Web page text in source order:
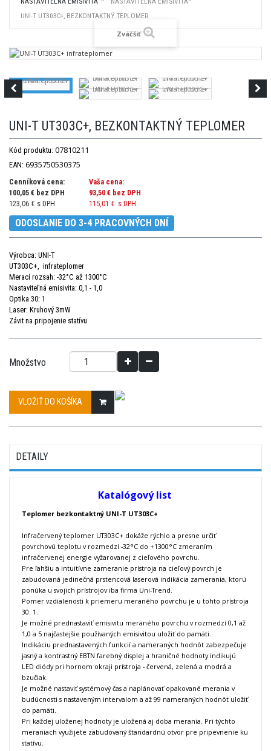
UNI-T UT303C+, BEZKONTAKTNÝ TEPLOMER
Zväčšiť
UNI-T UT303C+, BEZKONTAKTNÝ TEPLOMER
Kód produktu: 07810211
EAN: 6935750530375
Cenníková cena:
100,05 € bez DPH
123,06 € s DPH
Vaša cena:
93,50 € bez DPH
115,01 € s DPH
ODOSLANIE DO 3-4 PRACOVNÝCH DNÍ
Výrobca: UNI-T
UT303C+, infrateplomer
Merací rozsah: -32°C až 1300°C
Nastaviteľná emisivita: 0,1 - 1,0
Optika 30: 1
Laser: Kruhový 3mW
Závit na pripojenie statívu
Množstvo
VLOŽIŤ DO KOŠÍKA
DETAILY
Katalógový list
Teplomer bezkontaktný UNI-T UT303C+
Infračervený teplomer UT303C+ dokáže rýchlo a presne určiť
povrchovú teplotu v rozmedzí -32°C do +1300°C zmeraním
infračervenej energie vyžarovanej z cieľového povrchu.
Pre ľahšiu a intuitívne zameranie prístroja na cieľový povrch je
zabudovaná jedinečná prstencová laserová indikácia zamerania, ktorú
ponúka u svojich prístrojov iba firma Uni-Trend.
Pomer vzdialenosti k priemeru meraného povrchu je u tohto prístroja
30: 1.
Je možné prednastaviť emisivitu meraného povrchu v rozmedzí 0,1 až
1,0 a 5 najčastejšie používaných emisivitou uložiť do pamäti.
Indikáciu prednastavených funkcií a nameraných hodnôt zabezpečuje
jasný a kontrastný EBTN farebný displej a hraničné hodnoty indikujú
LED diódy pri hornom okraji prístroja - červená, zelená a modrá a
bzučiak.
Je možné nastaviť systémový čas a naplánovať opakované merania v
budúcnosti s nastaveným intervalom a až 99 nameraných hodnôt uložiť
do pamäti.
Pri každej uloženej hodnoty je uložená aj doba merania. Pri týchto
meraniach využijete zabudovaný štandardnú otvor pre pripevnenie ku
statívu.